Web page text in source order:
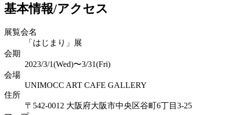
基本情報/アクセス
展覧会名
「はじまり」展
会期
2023/3/1(Wed)〜3/31(Fri)
会場
UNIMOCC ART CAFE GALLERY
住所
〒542-0012 大阪府大阪市中央区谷町6丁目3-25